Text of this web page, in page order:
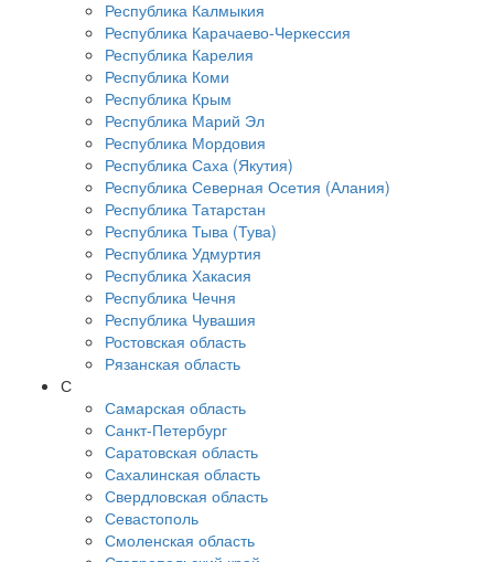
Республика Калмыкия
Республика Карачаево-Черкессия
Республика Карелия
Республика Коми
Республика Крым
Республика Марий Эл
Республика Мордовия
Республика Саха (Якутия)
Республика Северная Осетия (Алания)
Республика Татарстан
Республика Тыва (Тува)
Республика Удмуртия
Республика Хакасия
Республика Чечня
Республика Чувашия
Ростовская область
Рязанская область
С
Самарская область
Санкт-Петербург
Саратовская область
Сахалинская область
Свердловская область
Севастополь
Смоленская область